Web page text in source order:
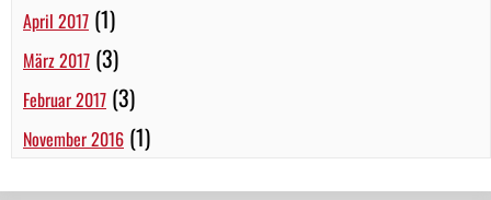
April 2017 (1)
März 2017 (3)
Februar 2017 (3)
November 2016 (1)